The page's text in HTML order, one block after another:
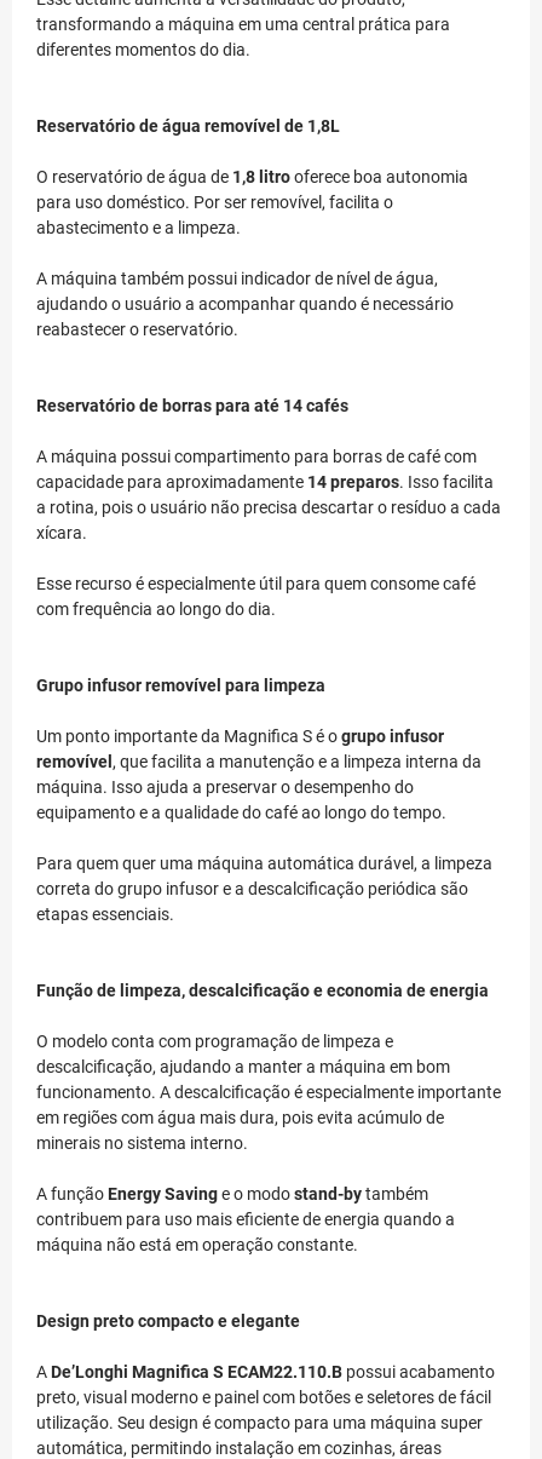
transformando a máquina em uma central prática para
diferentes momentos do dia.
Reservatório de água removível de 1,8L
O reservatório de água de 1,8 litrooferece boa autonomia
para uso doméstico. Por ser removível, facilita o
abastecimento e a limpeza.
A máquina também possui indicador de nível de água,
ajudando o usuário a acompanhar quando é necessário
reabastecer o reservatório.
Reservatório de borras para até 14 cafés
A máquina possui compartimento para borras de café com
capacidade para aproximadamente 14 preparos. Isso facilita
a rotina, pois o usuário não precisa descartar o resíduo a cada
xícara.
Esse recurso é especialmente útil para quem consome café
com frequência ao longo do dia.
Grupo infusor removível para limpeza
Um ponto importante da Magnifica S é ogrupo infusor
removível , que facilita a manutenção e a limpeza interna da
máquina. Isso ajuda a preservar o desempenho do
equipamento e a qualidade do café ao longo do tempo.
Para quem quer uma máquina automática durável, a limpeza
correta do grupo infusor e a descalcificação periódica são
etapas essenciais.
Função de limpeza, descalcificação e economia de energia
O modelo conta com programação de limpeza e
descalcificação, ajudando a manter a máquina em bom
funcionamento. A descalcificação é especialmente importante
em regiões com água mais dura, pois evita acúmulo de
minerais no sistema interno.
A funçãoEnergy Savinge o modostand-bytambém
contribuem para uso mais eficiente de energia quando a
máquina não está em operação constante.
Design preto compacto e elegante
ADe’Longhi Magnifica S ECAM22.110.B possui acabamento
preto, visual moderno e painel com botões e seletores de fácil
utilização. Seu design é compacto para uma máquina super
automática, permitindo instalação em cozinhas, áreas